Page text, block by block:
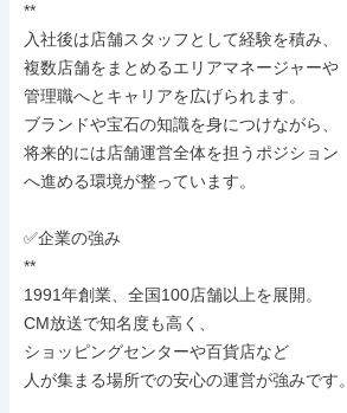
**
入社後は店舗スタッフとして経験を積み、
複数店舗をまとめるエリアマネージャーや
管理職へとキャリアを広げられます。
ブランドや宝石の知識を身につけながら、
将来的には店舗運営全体を担うポジション
へ進める環境が整っています。
✅企業の強み
**
1991年創業、全国100店舗以上を展開。
CM放送で知名度も高く、
ショッピングセンターや百貨店など
人が集まる場所での安心の運営が強みです。